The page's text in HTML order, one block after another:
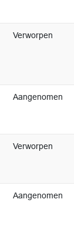
Verworpen
Aangenomen
Verworpen
Aangenomen